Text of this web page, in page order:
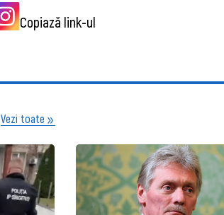
Copiază link-ul
Vezi toate